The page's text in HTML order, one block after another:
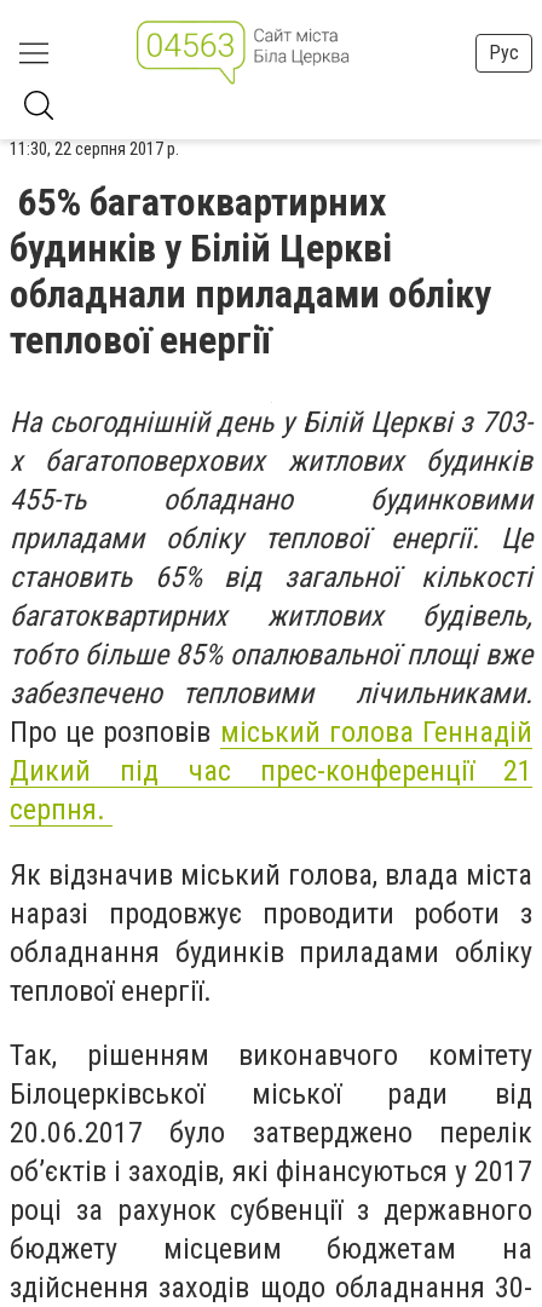
Рус
11:30, 22 серпня 2017 р.
65% багатоквартирних
будинків у Білій Церкві
обладнали приладами обліку
теплової енергії
На сьогоднішній день у Білій Церкві з 703-
х багатоповерхових житлових будинків
455-ть обладнано будинковими
приладами обліку теплової енергії. Це
становить 65% від загальної кількості
багатоквартирних житлових будівель,
тобто більше 85% опалювальної площі вже
забезпечено тепловими лічильниками.
Про це розповів міський голова Геннадій
Дикий під час прес-конференції 21
серпня.
Як відзначив міський голова, влада міста
наразі продовжує проводити роботи з
обладнання будинків приладами обліку
теплової енергії.
Так, рішенням виконавчого комітету
Білоцерківської міської ради від
20.06.2017 було затверджено перелік
об’єктів і заходів, які фінансуються у 2017
році за рахунок субвенції з державного
бюджету місцевим бюджетам на
здійснення заходів щодо обладнання 30-